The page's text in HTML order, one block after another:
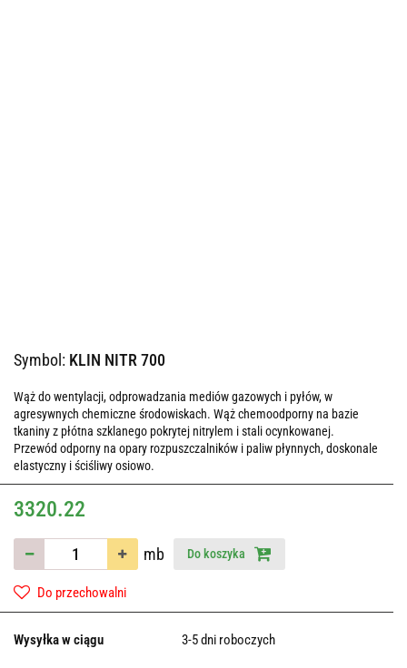
Symbol: KLIN NITR 700
Wąż do wentylacji, odprowadzania mediów gazowych i pyłów, w
agresywnych chemiczne środowiskach. Wąż chemoodporny na bazie
tkaniny z płótna szklanego pokrytej nitrylem i stali ocynkowanej.
Przewód odporny na opary rozpuszczalników i paliw płynnych, doskonale
elastyczny i ściśliwy osiowo.
3320.22
mb Do koszyka
Do przechowalni
Wysyłka w ciągu 3-5 dni roboczych